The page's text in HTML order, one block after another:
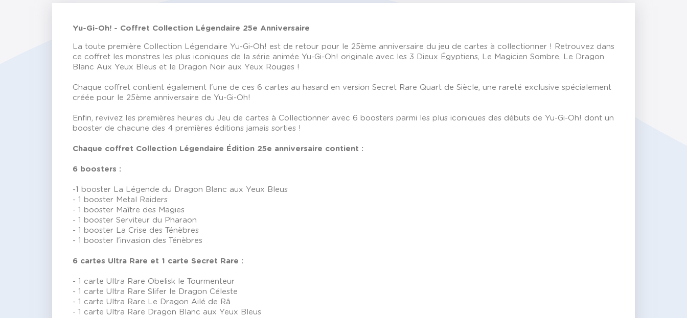
Yu-Gi-Oh! - Coffret Collection Légendaire 25e Anniversaire
La toute première Collection Légendaire Yu-Gi-Oh! est de retour pour le 25ème anniversaire du jeu de cartes à collectionner ! Retrouvez dans
ce coffret les monstres les plus iconiques de la série animée Yu-Gi-Oh! originale avec les 3 Dieux Égyptiens, Le Magicien Sombre, Le Dragon
Blanc Aux Yeux Bleus et le Dragon Noir aux Yeux Rouges !
Chaque coffret contient également l'une de ces 6 cartes au hasard en version Secret Rare Quart de Siècle, une rareté exclusive spécialement
créée pour le 25ème anniversaire de Yu-Gi-Oh!
Enfin, revivez les premières heures du Jeu de cartes à Collectionner avec 6 boosters parmi les plus iconiques des débuts de Yu-Gi-Oh! dont un
booster de chacune des 4 premières éditions jamais sorties !
Chaque coffret Collection Légendaire Édition 25e anniversaire contient :
6 boosters :
-1 booster La Légende du Dragon Blanc aux Yeux Bleus
- 1 booster Metal Raiders
- 1 booster Maître des Magies
- 1 booster Serviteur du Pharaon
- 1 booster La Crise des Ténèbres
- 1 booster l'invasion des Ténèbres
6 cartes Ultra Rare et 1 carte Secret Rare :
- 1 carte Ultra Rare Obelisk le Tourmenteur
- 1 carte Ultra Rare Slifer le Dragon Céleste
- 1 carte Ultra Rare Le Dragon Ailé de Râ
- 1 carte Ultra Rare Dragon Blanc aux Yeux Bleus